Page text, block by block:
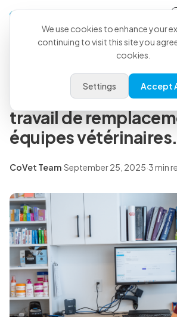
Back to all articles
CoVet s'associe à
offrir la Rédaction de
par IA et un soutien
travail de
équipes vétérinaires.
CoVet Team·September 25, 2025·3 min
We use cookies to enhance your
continuing to visit this site you
cookies.
Settings Accept